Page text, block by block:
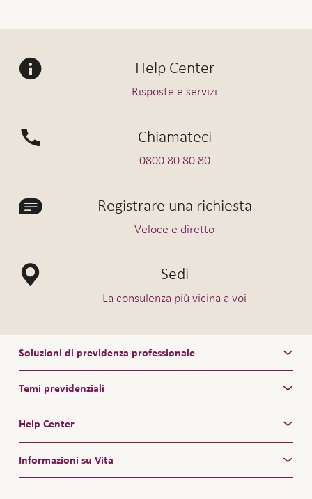
Help Center
Risposte e servizi
Chiamateci
0800 80 80 80
Registrare una richiesta
Veloce e diretto
Sedi
La consulenza più vicina a voi
Soluzioni di previdenza professionale
Temi previdenziali
Help Center
Informazioni su Vita